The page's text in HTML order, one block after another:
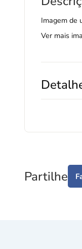
Imagem de
Ver mais
Partilhe